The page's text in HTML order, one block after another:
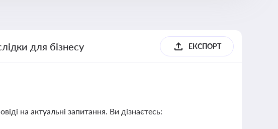
для бізнесу ЕКСПОРТ
на актуальні запитання. Ви дізнаєтесь: